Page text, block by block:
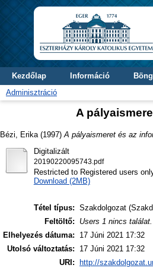
Kezdőlap Információ
Adminisztráció
A
Bézi, Erika (1997) A pályaismeret és az
Digitalizált
20190220095743.pdf
Restricted to Registered users
Download (2MB)
Tétel típus: Szakdolgozat
Feltöltő:
Users 1 nincs találat.
Elhelyezés dátuma:
17 Júni 2021 17:32
Utolsó változtatás:
17 Júni 2021 17:32
URI:
http://